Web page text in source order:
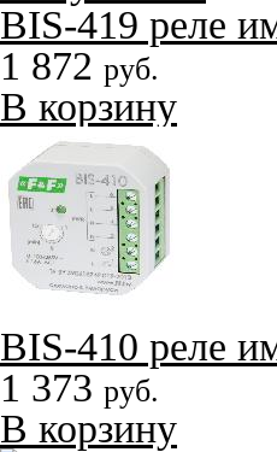
BIS-419 реле
1 872 руб.
В корзину
BIS-410 реле
1 373 руб.
В корзину